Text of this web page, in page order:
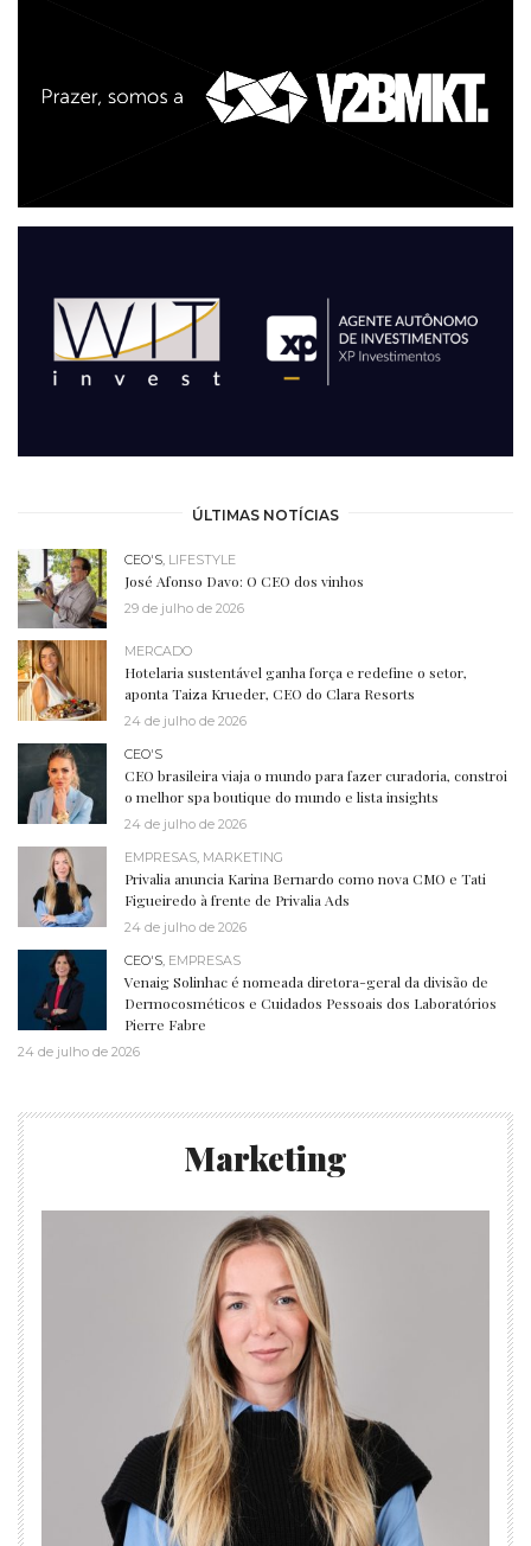
ÚLTIMAS NOTÍCIAS
CEO'S, LIFESTYLE
José Afonso Davo: O CEO dos vinhos
29 de julho de 2026
MERCADO
Hotelaria sustentável ganha força e redefine o setor,
aponta Taiza Krueder, CEO do Clara Resorts
24 de julho de 2026
CEO'S
CEO brasileira viaja o mundo para fazer curadoria, constroi
o melhor spa boutique do mundo e lista insights
24 de julho de 2026
EMPRESAS, MARKETING
Privalia anuncia Karina Bernardo como nova CMO e Tati
Figueiredo à frente de Privalia Ads
24 de julho de 2026
CEO'S, EMPRESAS
Venaig Solinhac é nomeada diretora-geral da divisão de
Dermocosméticos e Cuidados Pessoais dos Laboratórios
Pierre Fabre
24 de julho de 2026
Marketing